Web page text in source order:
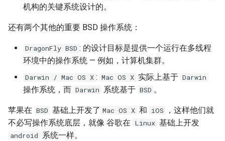
Docker存储空间？
Alpine容器更改正确时区
Docker stats命令
CentOS 7 部署 Docker引擎
while 循环中ssh命令自动退
echo 字背景颜色和文字颜色
Shell 生成随机字符串
Shell 正则表达式
XenServer 创建 Windows 实
XenServer 建立本地ISO SR库
XenServer Tools
XenServer 主机资源池
LVS UDP服务测试
LVS + Keepalived 生产环境参
考
LVS RealServer绑定VIP脚本
LVS 中的 arp_ignore 和
arp_annonuce 参数
登录
Redis 配置
Mysql 5.6 配置示例
Mysqlnd
Mysql skip-name-resolve
mode
Ubuntu 配置 SNMP服务
Ubuntu 单人模式修改root密码
Ubuntu 系统 dpkg 命令
Ubuntu 使用电信3G网络
Ubuntu 用命令修改图片
Ubuntu 使用minicom连接交换
机构的关键系统设计的。
还有两个其他的重要 BSD 操作系统：
DragonFly BSD : 的设计目标是提供一个运行在多线程
环境中的操作系统 — 例如，计算机集群。
Darwin / Mac OS X : Mac OS X 实际上基于 Darwin
操作系统，而 Darwin 系统基于 BSD 。
苹果在 BSD 基础上开发了 Mac OS X 和 iOS
，这样他们就
不必写操作系统底层，就像 谷歌在 Linux 基础上开发
android 系统一样。